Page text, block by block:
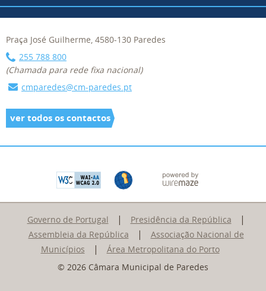
Praça José Guilherme, 4580-130 Paredes
255 788 800
(Chamada para rede fixa nacional)
cmparedes@cm-paredes.pt
ver todos os contactos
Governo de Portugal | Presidência da República |
Assembleia da República |
Associação Nacional de
Municípios
|
Área Metropolitana do Porto
© 2026 Câmara Municipal de Paredes